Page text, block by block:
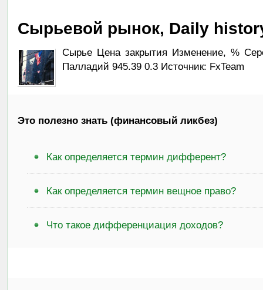
Сырьевой рынок, Daily
Сырье Цена закрытия Изменение, %
Палладий 945.39 0.3 Источник: FxTeam
Это полезно знать (финансовый ликбез)
Как определяется термин дифферент?
Как определяется термин вещное право?
Что такое дифференциация доходов?